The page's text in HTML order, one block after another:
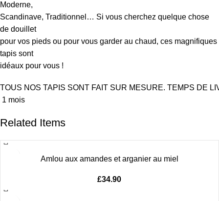
Moderne,
Scandinave, Traditionnel… Si vous cherchez quelque chose
de douillet
pour vos pieds ou pour vous garder au chaud, ces magnifiques
tapis sont
idéaux pour vous !
TOUS NOS TAPIS SONT FAIT SUR MESURE. TEMPS DE
1 mois
Related Items
Amlou aux amandes et arganier au miel
£34.90